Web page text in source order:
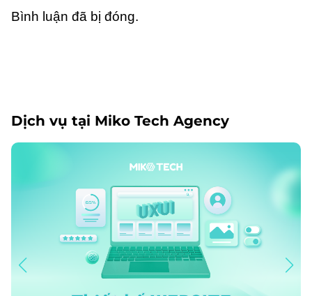
Bình luận đã bị đóng.
Dịch vụ tại Miko Tech Agency